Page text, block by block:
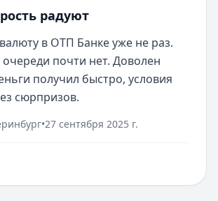
радуют
в ОТП Банке уже не раз.
очереди почти нет. Доволен
получил быстро, условия
сюрпризов.
•27 сентября 2025 г.